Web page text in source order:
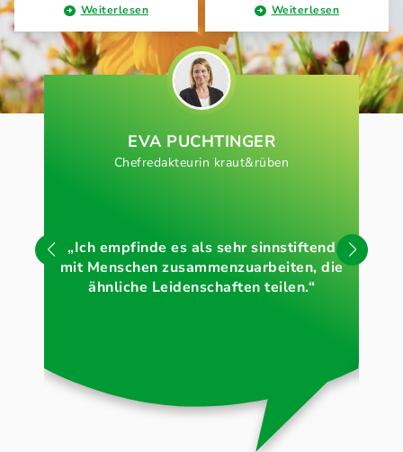
Weiterlesen Weiterlesen
EVA PUCHTINGER
Chefredakteurin kraut&rüben
„Ich empfinde es als sehr sinnstiftend
mit Menschen zusammenzuarbeiten, die
ähnliche Leidenschaften teilen.“